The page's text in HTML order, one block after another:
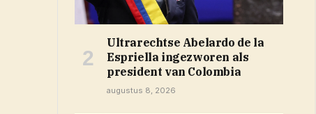
Ultrarechtse Abelardo de la
Espriella ingezworen als
president van Colombia
augustus 8, 2026